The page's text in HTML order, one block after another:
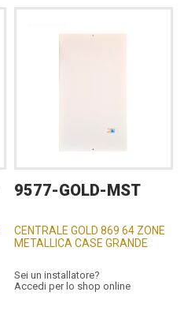
9577-GOLD-MST
CENTRALE GOLD 869 64 ZONE
METALLICA CASE GRANDE
Sei un installatore?
Accedi per lo shop online